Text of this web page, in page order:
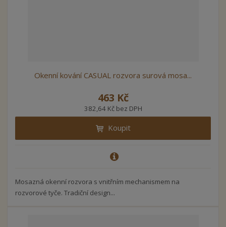
Okenní kování CASUAL rozvora surová mosa...
463 Kč
382,64 Kč bez DPH
Koupit
Mosazná okenní rozvora s vnitřním mechanismem na
rozvorové tyče. Tradiční design...